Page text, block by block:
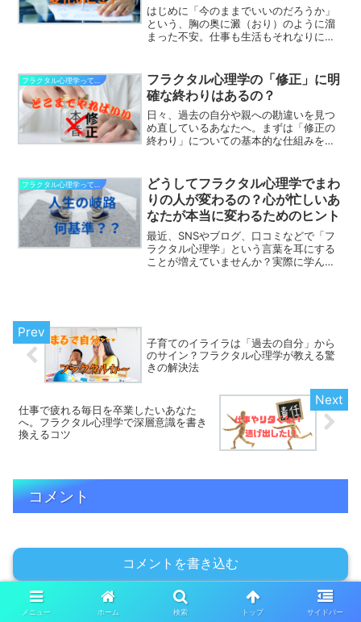
はじめに「今のままでいいのだろうか」
という、胸の奥に澱（おり）のように溜
まった不安。仕事も生活もそれなりにこ
が今、そんな感覚の中にいるのなら、そ
れはあなたが「本来の自分...
フラクタル心理学の「修正」に明
確な終わりはあるの？
日々、過去の自分や親への勘違いを見つ
め直しているあなたへ。まずは「修正の
終わり」についての基本的な仕組みをお
クタル心理学では「周りの人は自分の思
考の投影（映し鏡）」と考...
フラクタル心理学って効果ある
どうしてフラクタル心理学でまわ
りの人が変わるの？心が忙しいあ
なたが本当に変わるためのヒント
最近、SNSやブログ、口コミなどで「フ
ラクタル心理学」という言葉を耳にする
ことが増えていませんか？実際に学んだ
子育てのイライラは「過去の自分」から
のサイン？フラクタル心理学が教える驚
きの解決法
仕事で疲れる毎日を卒業したいあなた
へ。フラクタル心理学で深層意識を書き
換えるコツ
コメント
コメントを書き込む
メニュー ホーム 検索 トップ サイドバー